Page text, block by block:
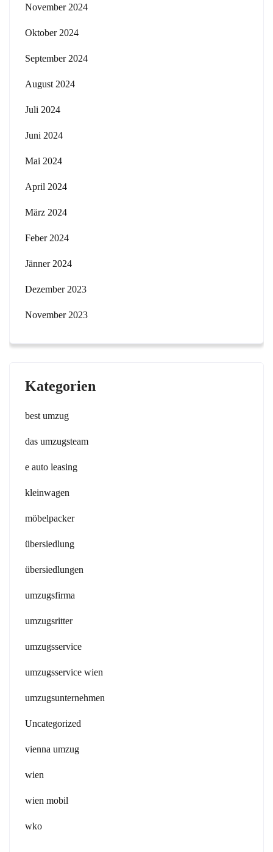
November 2024
Oktober 2024
September 2024
August 2024
Juli 2024
Juni 2024
Mai 2024
April 2024
März 2024
Feber 2024
Jänner 2024
Dezember 2023
November 2023
Kategorien
best umzug
das umzugsteam
e auto leasing
kleinwagen
möbelpacker
übersiedlung
übersiedlungen
umzugsfirma
umzugsritter
umzugsservice
umzugsservice wien
umzugsunternehmen
Uncategorized
vienna umzug
wien
wien mobil
wko